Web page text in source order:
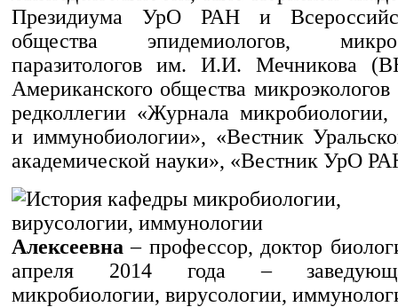
Президиума УрО РАН и
общества эпидемиологов,
паразитологов им. И.И. Мечникова
Американского общества
редколлегии «Журнала микробиологии,
и иммунобиологии», «Вестник
академической науки», «Вестник УрО
Алексеевна – профессор, доктор
апреля 2014 года –
микробиологии, вирусологии,